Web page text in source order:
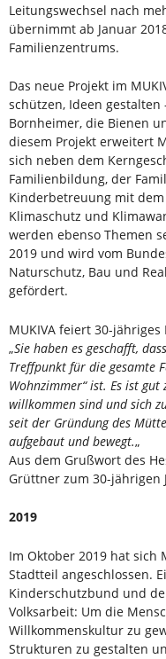
Leitungswechsel nach
übernimmt ab Januar
Familienzentrums.
Das neue Projekt im
schützen, Ideen
Bornheimer, die Bienen
diesem Projekt erweitert
sich neben dem
Familienbildung, der
Kinderbetreuung mit
Klimaschutz und
werden ebenso Themen
2019 und wird vom
Naturschutz, Bau und
gefördert.
MUKIVA feiert 30-jähriges
„Sie haben es geschafft,
Treffpunkt für die gesamte
Wohnzimmer“ ist. Es ist gut
willkommen sind und sich
seit der Gründung des
aufgebaut und bewegt.„
Aus dem Grußwort des
Grüttner zum 30-jährigen
2019
Im Oktober 2019 hat sich
Stadtteil angeschlossen.
Kinderschutzbund und
Volksarbeit: Um die
Willkommenskultur zu
Strukturen zu gestalten